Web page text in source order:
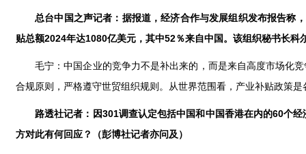
总台中国之声记者：据报道，经济合作与发展组织发布报告称
贴总额2024年达1080亿美元，其中52％来自中国。该组织秘书长
毛宁：中国企业的竞争力不是补出来的，而是来自高度市场化
合规原则，严格遵守世贸组织规则。从世界范围看，产业补贴政策
路透社记者：因301调查认定包括中国和中国香港在内的60个
方对此有何回应？（彭博社记者亦问及）